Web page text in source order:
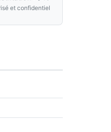
et confidentiel